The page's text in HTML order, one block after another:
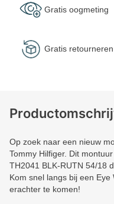
Gratis oogmeting
Gratis retourneren
Op zoek naar een nieuw
Tommy Hilfiger. Dit
TH2041 BLK-RUTN 54/18
Kom snel langs bij een
erachter te komen!